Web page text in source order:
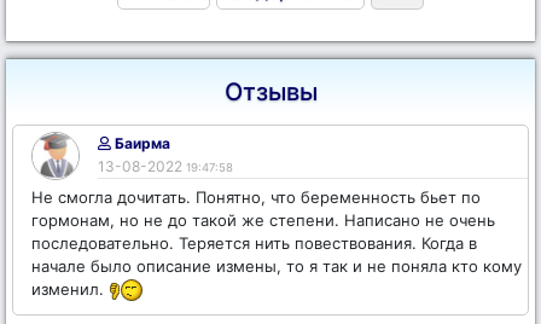
Отзывы
Баирма
13-08-2022 19:47:58
Не смогла дочитать. Понятно, что беременность бьет по
гормонам, но не до такой же степени. Написано не очень
последовательно. Теряется нить повествования. Когда в
начале было описание измены, то я так и не поняла кто кому
изменил.